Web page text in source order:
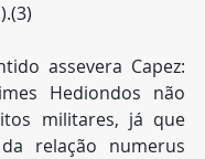
assevera Capez:
Hediondos não
militares, já que
relação numerus